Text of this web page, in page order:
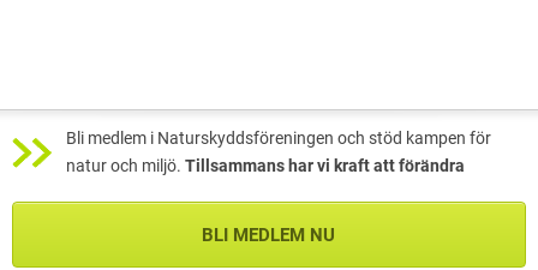
Bli medlem i Naturskyddsföreningen och stöd kampen för
natur och miljö. Tillsammans har vi kraft att förändra
BLI MEDLEM NU